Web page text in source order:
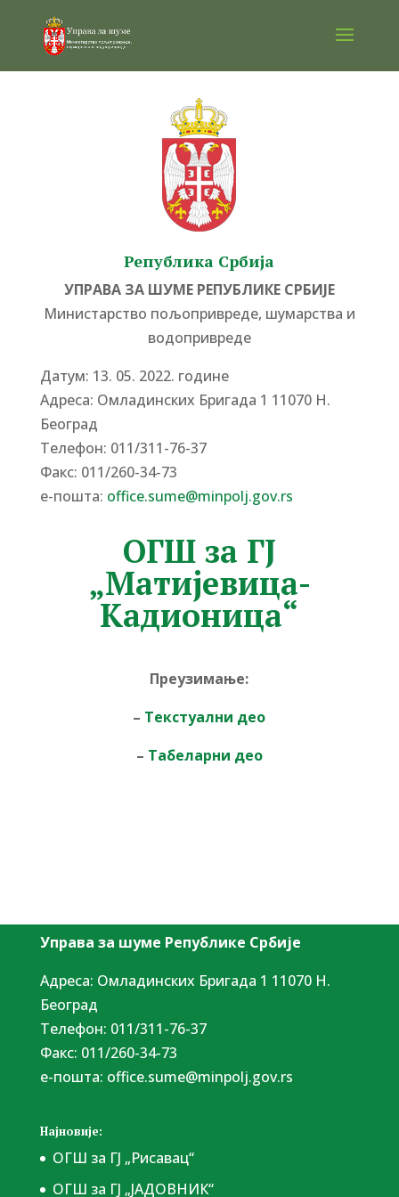
Република Србија
УПРАВА ЗА ШУМЕ РЕПУБЛИКЕ СРБИЈЕ
Министарство пољопривреде, шумарства и
водопривреде
Датум: 13. 05. 2022. године
Адреса: Омладинских Бригада 1 11070 Н.
Београд
Tелефон: 011/311-76-37
Факс: 011/260-34-73
е-пошта: office.sume@minpolj.gov.rs
ОГШ за ГЈ
„Матијевица-
Кадионица“
Преузимање:
– Текстуални део
– Табеларни део
Управа за шуме Републике Србије
Адреса: Омладинских Бригада 1 11070 Н.
Београд
Tелефон: 011/311-76-37
Факс: 011/260-34-73
е-пошта: office.sume@minpolj.gov.rs
Најновије:
ОГШ за ГЈ „Рисавац“
ОГШ за ГЈ „ЈАДОВНИК“